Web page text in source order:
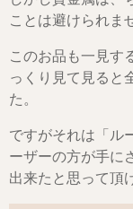
ことは避けられま
このお品も一見す
っくり見て見ると
た。
ですがそれは「ル
ーザーの方が手に
出来たと思って頂